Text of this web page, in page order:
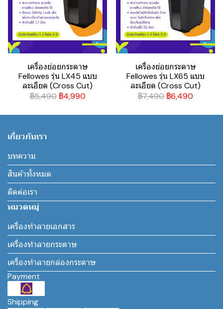
เครื่องย่อยกระดาษ
Fellowes รุ่น LX45 แบบ
ละเอียด (Cross Cut)
฿5,490 ฿4,990
เครื่องย่อยกระดาษ
Fellowes รุ่น LX65 แบบ
ละเอียด (Cross Cut)
฿7,490 ฿6,490
เกี่ยวกับเรา
บทความ
สินค้าทั้งหมด
ติดต่อเรา
หมวดหมู่
เครื่องทำลายเอกสาร
เครื่องทำลายกระดาษ
เครื่องทำลายกล่องกระดาษ
Payment
Shipping